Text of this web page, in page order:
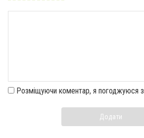
Розміщуючи коментар, я погоджуюся з
Додати